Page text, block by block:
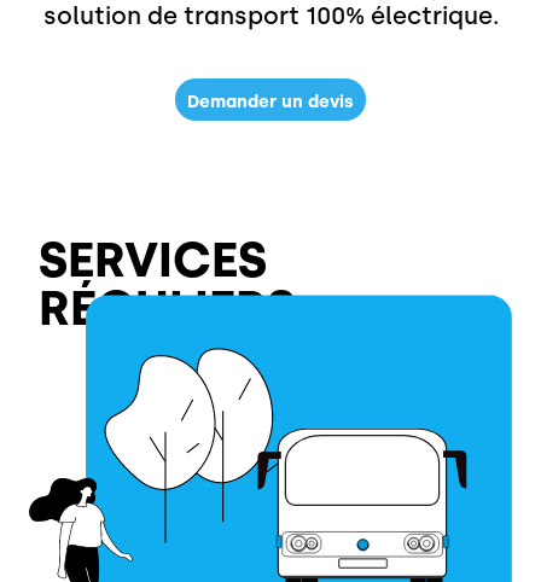
solution de transport 100% électrique.
Demander un devis
SERVICES
RÉGULIERS